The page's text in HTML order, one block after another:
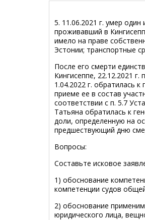
5. 11.06.2021 г. умер
проживавший в
имело на праве
Эстонии; транспортные
После его смерти
Кингисеппе, 22.12.2021
1.04.2022 г. обратилась
приеме ее в состав
соответствии с п. 5.7
Татьяна обратилась к
доли, определенную на
предшествующий дню
Вопросы:
Составьте исковое
1) обоснование
компетенции судов
2) обоснование
юридического лица,